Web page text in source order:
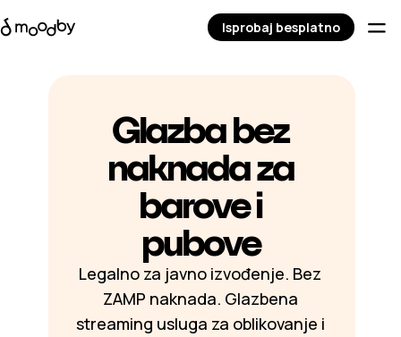
Glazba bez
naknada za
barove i
pubove
Legalno za javno izvođenje. Bez
ZAMP naknada. Glazbena
streaming usluga za oblikovanje i
Isprobaj besplatno